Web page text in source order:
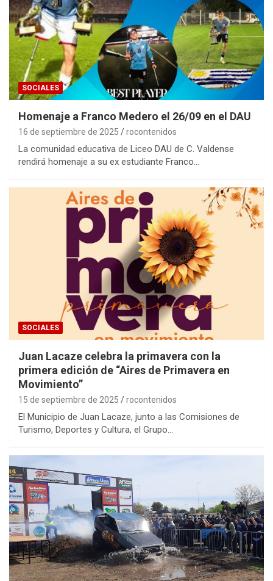
SOCIALES
Homenaje a Franco Medero el 26/09 en el DAU
16 de septiembre de 2025 rocontenidos
La comunidad educativa de Liceo DAU de C. Valdense
rendirá homenaje a su ex estudiante Franco…
SOCIALES
Juan Lacaze celebra la primavera con la
primera edición de “Aires de Primavera en
Movimiento”
15 de septiembre de 2025 rocontenidos
El Municipio de Juan Lacaze, junto a las Comisiones de
Turismo, Deportes y Cultura, el Grupo…